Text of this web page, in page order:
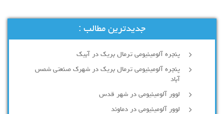
جدیدترین مطالب :
پنجره آلومینیومی ترمال بریک در آبیک
پنجره آلومینیومی ترمال بریک در شهرک صنعتی شمس
آباد
لوور آلومینیومی در شهر قدس
لوور آلومینیومی در دماوند